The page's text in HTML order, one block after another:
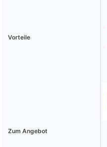
Vorteile
Zum Angebot